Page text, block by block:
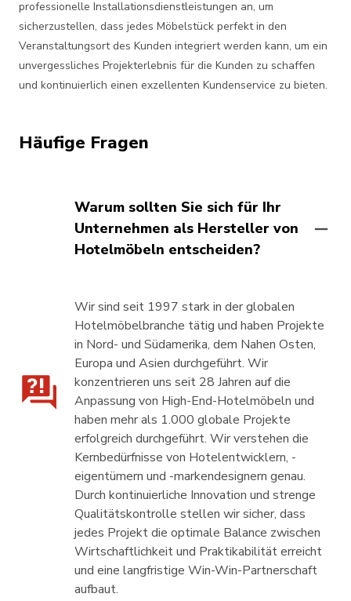
professionelle Installationsdienstleistungen an, um
sicherzustellen, dass jedes Möbelstück perfekt in den
Veranstaltungsort des Kunden integriert werden kann, um ein
unvergessliches Projekterlebnis für die Kunden zu schaffen
und kontinuierlich einen exzellenten Kundenservice zu bieten.
Häufige Fragen
Warum sollten Sie sich für Ihr
Unternehmen als Hersteller von
Hotelmöbeln entscheiden?
Wir sind seit 1997 stark in der globalen
Hotelmöbelbranche tätig und haben Projekte
in Nord- und Südamerika, dem Nahen Osten,
Europa und Asien durchgeführt. Wir
konzentrieren uns seit 28 Jahren auf die
Anpassung von High-End-Hotelmöbeln und
haben mehr als 1.000 globale Projekte
erfolgreich durchgeführt. Wir verstehen die
Kernbedürfnisse von Hotelentwicklern, -
eigentümern und -markendesignern genau.
Durch kontinuierliche Innovation und strenge
Qualitätskontrolle stellen wir sicher, dass
jedes Projekt die optimale Balance zwischen
Wirtschaftlichkeit und Praktikabilität erreicht
und eine langfristige Win-Win-Partnerschaft
aufbaut.